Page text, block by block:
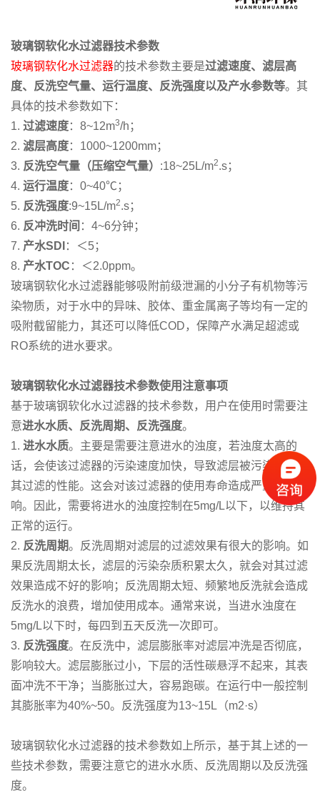
玻璃钢软化水过滤器技术参数
玻璃钢软化水过滤器的技术参数主要是过滤速度、滤层高
度、反洗空气量、运行温度、反洗强度以及产水参数等。其
具体的技术参数如下：
1. 过滤速度：8~12m3/h；
2. 滤层高度：1000~1200mm；
3. 反洗空气量（压缩空气量） :18~25L/m2.s；
4. 运行温度：0~40℃；
5. 反洗强度:9~15L/m2.s；
6. 反冲洗时间 ：4~6分钟；
7. 产水SDI ：＜5；
8. 产水TOC ：＜2.0ppm。
玻璃钢软化水过滤器能够吸附前级泄漏的小分子有机物等污
染物质，对于水中的异味、胶体、重金属离子等均有一定的
吸附截留能力，其还可以降低COD，保障产水满足超滤或
RO系统的进水要求。
玻璃钢软化水过滤器技术参数使用注意事项
基于玻璃钢软化水过滤器的技术参数，用户在使用时需要注
意进水水质、反洗周期、反洗强度。
1. 进水水质。主要是需要注意进水的浊度，若浊度太高的
话，会使该过滤器的污染速度加快，导致滤层被污染，影响
其过滤的性能。这会对该过滤器的使用寿命造成严重的影
响。因此，需要将进水的浊度控制在5mg/L以下，以维持其
正常的运行。
2. 反洗周期。反洗周期对滤层的过滤效果有很大的影响。如
果反洗周期太长，滤层的污染杂质积累太久，就会对其过滤
效果造成不好的影响；反洗周期太短、频繁地反洗就会造成
反洗水的浪费，增加使用成本。通常来说，当进水浊度在
5mg/L以下时，每四到五天反洗一次即可。
3. 反洗强度。在反洗中，滤层膨胀率对滤层冲洗是否彻底，
影响较大。滤层膨胀过小，下层的活性碳悬浮不起来，其表
面冲洗不干净；当膨胀过大，容易跑碳。在运行中一般控制
其膨胀率为40%~50。反洗强度为13~15L（m2·s）
玻璃钢软化水过滤器的技术参数如上所示，基于其上述的一
些技术参数，需要注意它的进水水质、反洗周期以及反洗强
度。